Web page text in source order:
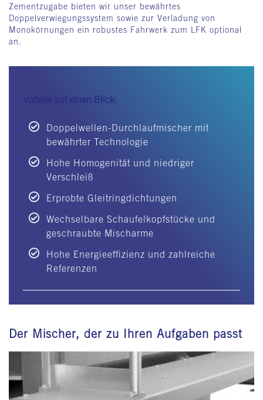
Zementzugabe bieten wir unser bewährtes
Doppelverwiegungssystem sowie zur Verladung von
Monokörnungen ein robustes Fahrwerk zum LFK optional
an.
Vorteile auf einen Blick:
Doppelwellen-Durchlaufmischer mit
bewährter Technologie
Hohe Homogenität und niedriger
Verschleiß
Erprobte Gleitringdichtungen
Wechselbare Schaufelkopfstücke und
geschraubte Mischarme
Hohe Energieeffizienz und zahlreiche
Referenzen
Der Mischer, der zu Ihren Aufgaben passt